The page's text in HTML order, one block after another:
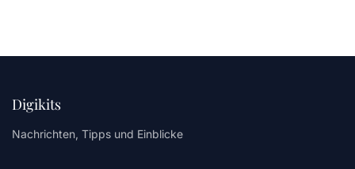
Digikits
Nachrichten, Tipps und Einblicke